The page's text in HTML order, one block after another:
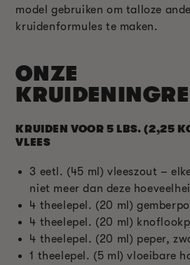
model gebruiken om talloze
kruidenformules te maken.
ONZE
KRUIDEN VOOR 5 LBS. (2,25
VLEES
3 eetl. (45 ml) vleeszout –
niet meer dan deze
4 theelepel. (20 ml)
4 theelepel. (20 ml)
4 theelepel. (20 ml) peper,
1 theelepel. (5 ml) vloeibare